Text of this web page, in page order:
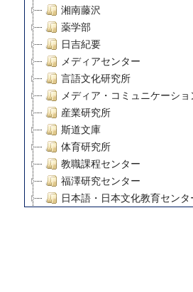
湘南藤沢
薬学部
日吉紀要
メディアセンター
言語文化研究所
メディア・コミュニケーショ
産業研究所
斯道文庫
体育研究所
教職課程センター
福澤研究センター
日本語・日本文化教育センタ
デジタルメディア・コンテン
グローバルリサーチインス